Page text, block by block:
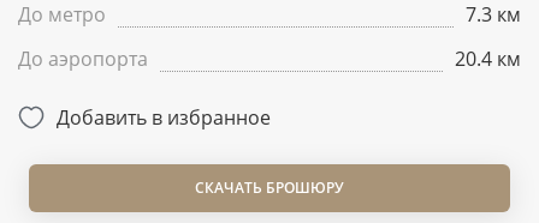
До метро
7.3 км
До аэропорта
20.4 км
Добавить в избранное
СКАЧАТЬ БРОШЮРУ